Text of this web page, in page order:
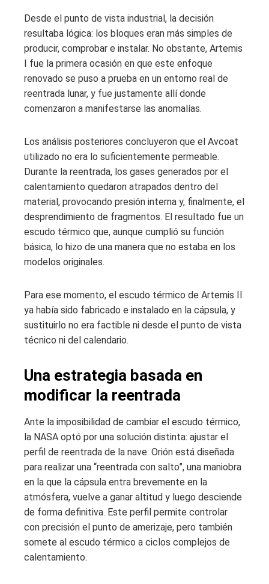
Desde el punto de vista industrial, la decisión
resultaba lógica: los bloques eran más simples de
producir, comprobar e instalar. No obstante, Artemis
I fue la primera ocasión en que este enfoque
renovado se puso a prueba en un entorno real de
reentrada lunar, y fue justamente allí donde
comenzaron a manifestarse las anomalías.
Los análisis posteriores concluyeron que el Avcoat
utilizado no era lo suficientemente permeable.
Durante la reentrada, los gases generados por el
calentamiento quedaron atrapados dentro del
material, provocando presión interna y, finalmente, el
desprendimiento de fragmentos. El resultado fue un
escudo térmico que, aunque cumplió su función
básica, lo hizo de una manera que no estaba en los
modelos originales.
Para ese momento, el escudo térmico de Artemis II
ya había sido fabricado e instalado en la cápsula, y
sustituirlo no era factible ni desde el punto de vista
técnico ni del calendario.
Una estrategia basada en
modificar la reentrada
Ante la imposibilidad de cambiar el escudo térmico,
la NASA optó por una solución distinta: ajustar el
perfil de reentrada de la nave. Orión está diseñada
para realizar una “reentrada con salto”, una maniobra
en la que la cápsula entra brevemente en la
atmósfera, vuelve a ganar altitud y luego desciende
de forma definitiva. Este perfil permite controlar
con precisión el punto de amerizaje, pero también
somete al escudo térmico a ciclos complejos de
calentamiento.